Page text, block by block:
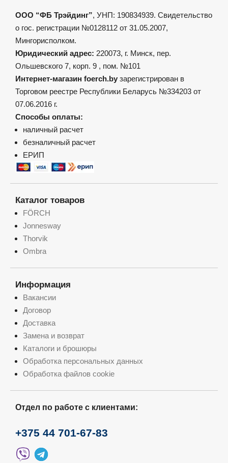
ООО “ФБ Трэйдинг”, УНП: 190834939. Свидетельство
о гос. регистрации №0128112 от 31.05.2007,
Мингорисполком.
Юридический адрес: 220073, г. Минск, пер.
Ольшевского 7, корп. 9 , пом. №101
Интернет-магазин foerch.by зарегистрирован в
Торговом реестре Республики Беларусь №334203 от
07.06.2016 г.
Способы оплаты:
наличный расчет
безналичный расчет
ЕРИП
Каталог товаров
FÖRCH
Jonnesway
Thorvik
Ombra
Информация
Вакансии
Договор
Доставка
Замена и возврат
Каталоги и брошюры
Обработка персональных данных
Обработка файлов cookie
Отдел по работе с клиентами:
+375 44 701-67-83